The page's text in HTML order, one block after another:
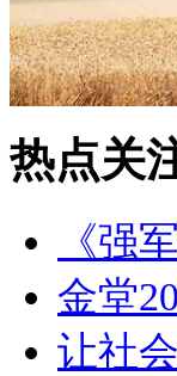
热点关
《强
金堂
让社